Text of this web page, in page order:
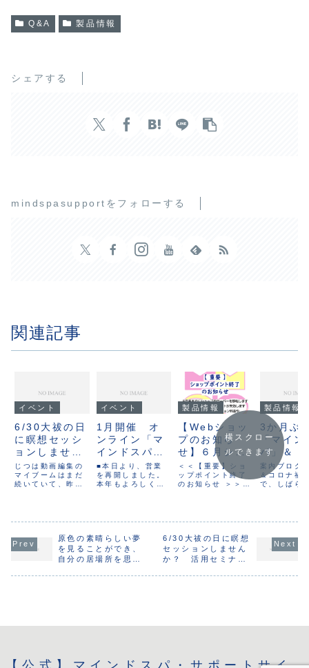
Q&A 製品情報
シェアする
mindspasupportをフォローする
関連記事
イベント
6/30大祓の日
に瞑想セッシ
ョンしません
か？ 活用セ
ミナー開催
動画もアップ
じつは動画編集の
マイブームはまだ
続いていて、昨日
理論や操作法を動
ろ、凝った編集が
不要で、短時間に
動画公開できるの
で面白くなってき
ました。そして視
イベント
1月開催 オ
ンライン「マ
インドスパ活
用セミナー」
受付開始！
■本日より、営業
を再開しました。
本年もよろしくお
スタートしま
できるように、元
旦から気分を少し
づつアゲていたの
ですが、ありゃり
ゃ、首都圏にまた
製品情報
【Webショッ
プのお知ら
せ】６月ショ
ップポイント
終了します
＜＜【重要】ショ
ップポイント終了
のお知らせ ＞＞
ーバーを移転しま
わりません
（ ）。まだサイ
トの改装作業中の
ため、正確な引っ
越し日を確定でき
製品情報
3か月ぶ
「マイン
パ」＆「
ションゴ
ル」入荷
した！
案内ブログ
＆コロナ禍
で、しばら
した！長い
ございませ
た。少量で
しました。
横スクロー
ルできます
原色の素晴らしい夢
を見ることができ、
自分の居場所を思い
6/30大祓の日に瞑想
セッションしません
か？ 活用セミナー